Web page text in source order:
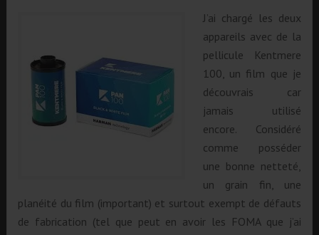
J’ai chargé les deux
appareils avec de la
pellicule Kentmere
100, un film que je
découvrais car
jamais utilisé
encore. Considéré
comme posséder
une bonne netteté,
un grain fin, une
planéité du film (important) et surtout exempt de défauts
de fabrication (tel que peut en avoir les FOMA que j’ai